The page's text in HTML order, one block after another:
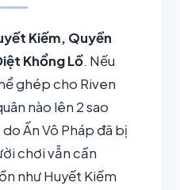
Kiếm, Quyền
Khổng Lồ. Nếu
ghép cho Riven
nào lên 2 sao
Ấn Vô Pháp đã bị
chơi vẫn cần
như Huyết Kiếm